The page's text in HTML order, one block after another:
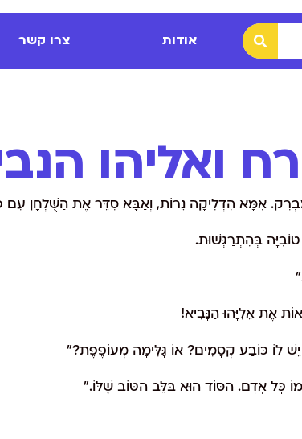
אודות צרו קשר
ואליהו
אִמָּא הִדְלִיקָה נֵרוֹת, וְאַבָּא סִדֵּר אֶת הַשֻּׁלְחָן עִם
בְּהִתְרַגְּשׁוּת.
אֶת אֵלִיָּהוּ הַנָּבִיא!
לוֹ כּוֹבַע קְסָמִים? אוֹ גָּלִּימָה מְעוֹפֶפֶת?"
כָּל אָדָם. הַסּוֹד הוּא בַּלֵּב הַטּוֹב שֶׁלּוֹ."